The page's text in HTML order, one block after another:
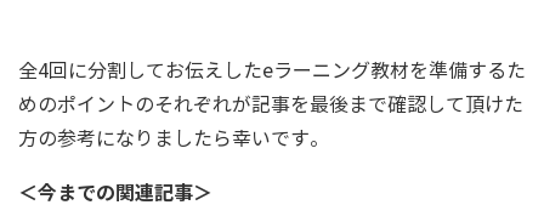
全4回に分割してお伝えしたeラーニング教材を準備するた
めのポイントのそれぞれが記事を最後まで確認して頂けた
方の参考になりましたら幸いです。
＜今までの関連記事＞